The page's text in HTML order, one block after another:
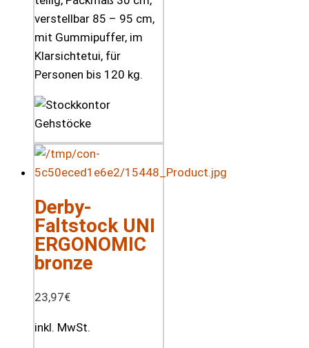
verstellbar 85 – 95 cm,
mit Gummipuffer, im
Klarsichtetui, für
Personen bis 120 kg.
Derby-
Faltstock UNI
ERGONOMIC
bronze
23,97€
inkl. MwSt.